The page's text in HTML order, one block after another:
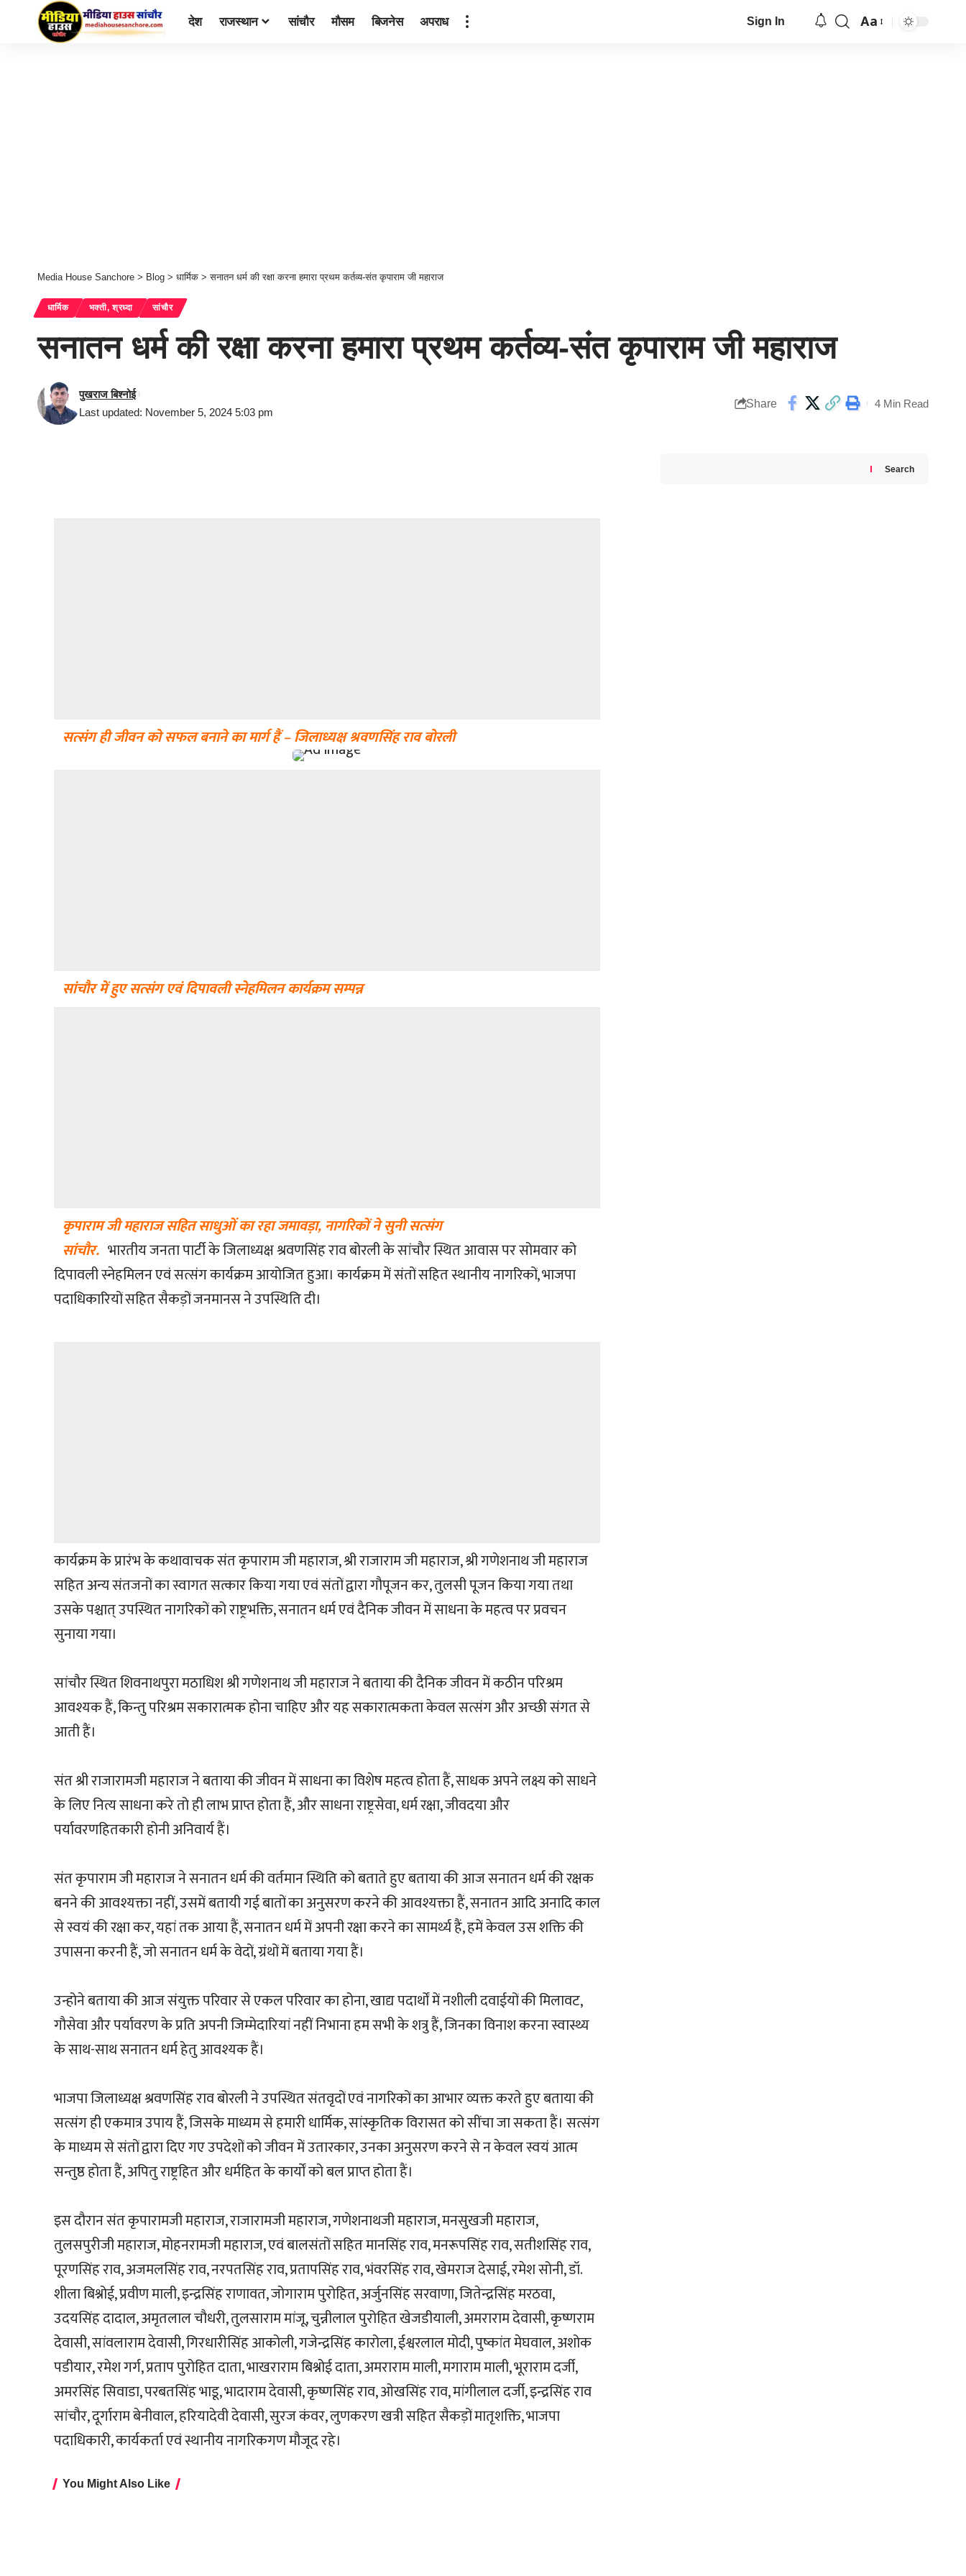
देश राजस्थान सांचौर मौसम बिजनेस अपराध Sign In
Font
Aa
Media House Sanchore > Blog > धार्मिक >सनातन धर्म की रक्षा करना हमारा प्रथम कर्तव्य-संत कृपाराम जी महाराज
धार्मिक भक्ती, श्रध्दा सांचौर
सनातन धर्म की रक्षा करना हमारा प्रथम कर्तव्य-संत कृपाराम जी महाराज
Last updated: November 5, 2024 5:03 pm
पुखराज बिश्नोई
Share 4 Min Read
सत्संग ही जीवन को सफल बनाने का मार्ग हैं – जिलाध्यक्ष श्रवणसिंह राव बोरली
सांचौर में हुए सत्संग एवं दिपावली स्नेहमिलन कार्यक्रम सम्पन्न
कृपाराम जी महाराज सहित साधुओं का रहा जमावड़ा, नागरिकों ने सुनी सत्संग
सांचौर. भारतीय जनता पार्टी के जिलाध्यक्ष श्रवणसिंह राव बोरली के सांचौर स्थित आवास पर सोमवार को
दिपावली स्नेहमिलन एवं सत्संग कार्यक्रम आयोजित हुआ। कार्यक्रम में संतों सहित स्थानीय नागरिकों, भाजपा
पदाधिकारियों सहित सैकड़ों जनमानस ने उपस्थिति दी।
कार्यक्रम के प्रारंभ के कथावाचक संत कृपाराम जी महाराज, श्री राजाराम जी महाराज, श्री गणेशनाथ जी महाराज
सहित अन्य संतजनों का स्वागत सत्कार किया गया एवं संतों द्वारा गौपूजन कर, तुलसी पूजन किया गया तथा
उसके पश्चात् उपस्थित नागरिकों को राष्ट्रभक्ति, सनातन धर्म एवं दैनिक जीवन में साधना के महत्व पर प्रवचन
सुनाया गया।
सांचौर स्थित शिवनाथपुरा मठाधिश श्री गणेशनाथ जी महाराज ने बताया की दैनिक जीवन में कठीन परिश्रम
आवश्यक हैं, किन्तु परिश्रम सकारात्मक होना चाहिए और यह सकारात्मकता केवल सत्संग और अच्छी संगत से
आती हैं।
संत श्री राजारामजी महाराज ने बताया की जीवन में साधना का विशेष महत्व होता हैं, साधक अपने लक्ष्य को साधने
के लिए नित्य साधना करे तो ही लाभ प्राप्त होता हैं, और साधना राष्ट्रसेवा, धर्म रक्षा, जीवदया और
पर्यावरणहितकारी होनी अनिवार्य हैं।
संत कृपाराम जी महाराज ने सनातन धर्म की वर्तमान स्थिति को बताते हुए बताया की आज सनातन धर्म की रक्षक
बनने की आवश्यक्ता नहीं, उसमें बतायी गई बातों का अनुसरण करने की आवश्यक्ता हैं, सनातन आदि अनादि काल
से स्वयं की रक्षा कर, यहां तक आया हैं, सनातन धर्म में अपनी रक्षा करने का सामर्थ्य हैं, हमें केवल उस शक्ति की
उपासना करनी हैं, जो सनातन धर्म के वेदों, ग्रंथों में बताया गया हैं।
उन्होने बताया की आज संयुक्त परिवार से एकल परिवार का होना, खाद्य पदार्थाें में नशीली दवाईयों की मिलावट,
गौसेवा और पर्यावरण के प्रति अपनी जिम्मेदारियां नहीं निभाना हम सभी के शत्रु हैं, जिनका विनाश करना स्वास्थ्य
के साथ-साथ सनातन धर्म हेतु आवश्यक हैं।
भाजपा जिलाध्यक्ष श्रवणसिंह राव बोरली ने उपस्थित संतवृदों एवं नागरिकों का आभार व्यक्त करते हुए बताया की
सत्संग ही एकमात्र उपाय हैं, जिसके माध्यम से हमारी धार्मिक, सांस्कृतिक विरासत को सींचा जा सकता हैं। सत्संग
के माध्यम से संतों द्वारा दिए गए उपदेशों को जीवन में उतारकार, उनका अनुसरण करने से न केवल स्वयं आत्म
सन्तुष्ठ होता हैं, अपितु राष्ट्रहित और धर्महित के कार्याें को बल प्राप्त होता हैं।
इस दौरान संत कृपारामजी महाराज, राजारामजी महाराज, गणेशनाथजी महाराज, मनसुखजी महाराज,
तुलसपुरीजी महाराज, मोहनरामजी महाराज, एवं बालसंतों सहित मानसिंह राव, मनरूपसिंह राव, सतीशसिंह राव,
पूरणसिंह राव, अजमलसिंह राव, नरपतसिंह राव, प्रतापसिंह राव, भंवरसिंह राव, खेमराज देसाई, रमेश सोनी, डॉ.
शीला बिश्नोई, प्रवीण माली, इन्द्रसिंह राणावत, जोगाराम पुरोहित, अर्जुनसिंह सरवाणा, जितेन्द्रसिंह मरठवा,
उदयसिंह दादाल, अमृतलाल चौधरी, तुलसाराम मांजू, चुन्नीलाल पुरोहित खेजडीयाली, अमराराम देवासी, कृष्णराम
देवासी, सांवलाराम देवासी, गिरधारीसिंह आकोली, गजेन्द्रसिंह कारोला, ईश्वरलाल मोदी, पुष्कांत मेघवाल, अशोक
पडीयार, रमेश गर्ग, प्रताप पुरोहित दाता, भाखराराम बिश्नोई दाता, अमराराम माली, मगाराम माली, भूराराम दर्जी,
अमरसिंह सिवाडा, परबतसिंह भाडू, भादाराम देवासी, कृष्णसिंह राव, ओखसिंह राव, मांगीलाल दर्जी, इन्द्रसिंह राव
सांचौर, दूर्गाराम बेनीवाल, हरियादेवी देवासी, सुरज कंवर, लुणकरण खत्री सहित सैकड़ों मातृशक्ति, भाजपा
पदाधिकारी, कार्यकर्ता एवं स्थानीय नागरिकगण मौजूद रहे।
You Might Also Like
Search